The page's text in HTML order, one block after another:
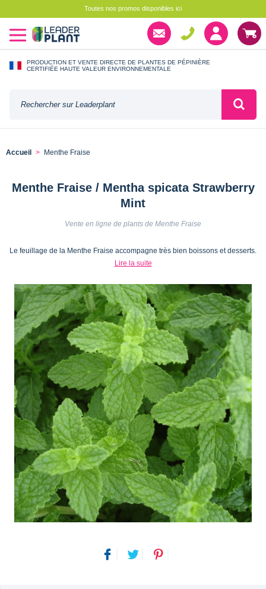
Toutes nos promos disponibles ici
PRODUCTION ET VENTE DIRECTE DE PLANTES DE PÉPINIÈRE
CERTIFIÉE HAUTE VALEUR ENVIRONNEMENTALE
Accueil Menthe Fraise
Menthe Fraise / Mentha spicata Strawberry
Mint
Vente en ligne de plants de Menthe Fraise
Le feuillage de la Menthe Fraise accompagne très bien boissons et desserts.
Lire la suite